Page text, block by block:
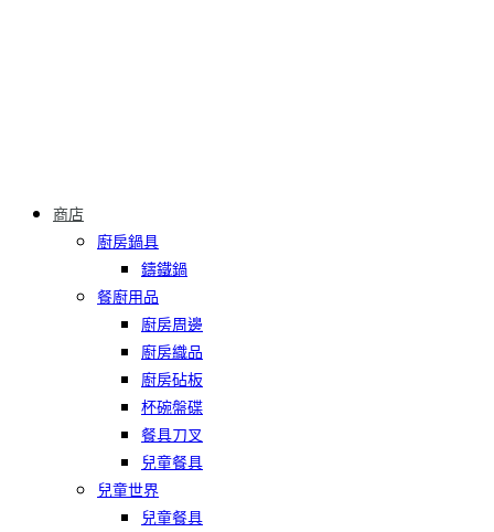
商店
廚房鍋具
鑄鐵鍋
餐廚用品
廚房周邊
廚房織品
廚房砧板
杯碗盤碟
餐具刀叉
兒童餐具
兒童世界
兒童餐具